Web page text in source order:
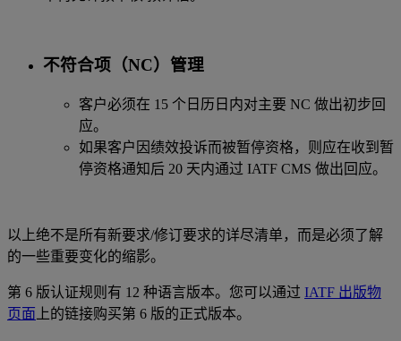
不符合项（NC）管理
客户必须在 15 个日历日内对主要 NC 做出初步回
应。
如果客户因绩效投诉而被暂停资格，则应在收到暂
停资格通知后 20 天内通过 IATF CMS 做出回应。
以上绝不是所有新要求/修订要求的详尽清单，而是必须了解
的一些重要变化的缩影。
第 6 版认证规则有 12 种语言版本。您可以通过 IATF 出版物
页面 上的链接购买第 6 版的正式版本。